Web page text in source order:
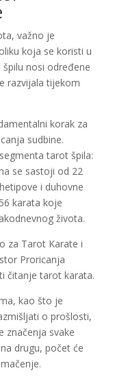
važno je
koja se koristi u
nosi određene
razvijala tijekom
korak za
sudbine.
tarot špila:
se sastoji od 22
i duhovne
karata koje
života.
za Tarot Karate i
Proricanja
čitanje tarot karata.
kao što je
o prošlosti,
značenja svake
drugu, počet će